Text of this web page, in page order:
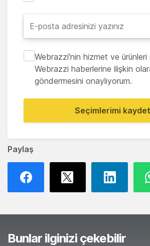
Paylaş
Webrazzi'nin hizmet ve ürünleri
Webrazzi haberlerine ilişkin
göndermesini onaylıyorum.
Seçimlerimi kaydet
Bunlar ilginizi çekebilir